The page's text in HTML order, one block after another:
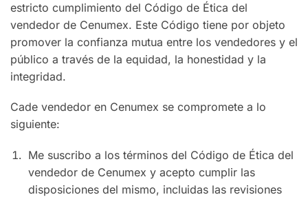
estricto cumplimiento del Código de Ética del
vendedor de Cenumex. Este Código tiene por objeto
promover la confianza mutua entre los vendedores y el
público a través de la equidad, la honestidad y la
integridad.
Cade vendedor en Cenumex se compromete a lo
siguiente:
Me suscribo a los términos del Código de Ética del
vendedor de Cenumex y acepto cumplir las
disposiciones del mismo, incluidas las revisiones